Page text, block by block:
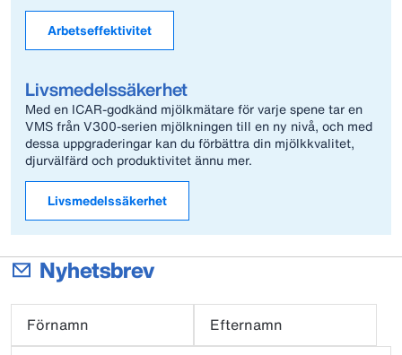
Arbetseffektivitet
Livsmedelssäkerhet
Med en ICAR-godkänd mjölkmätare för varje spene tar en
VMS från V300-serien mjölkningen till en ny nivå, och med
dessa uppgraderingar kan du förbättra din mjölkkvalitet,
djurvälfärd och produktivitet ännu mer.
Livsmedelssäkerhet
Nyhetsbrev
Förnamn
Efternamn